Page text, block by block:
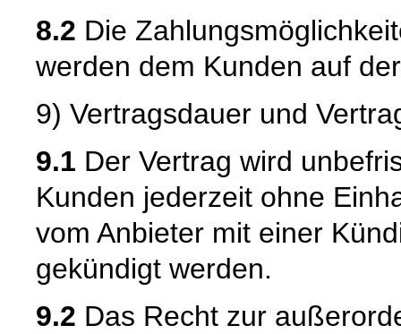
8.2 Die
werden dem Kunden auf
9) Vertragsdauer und
9.1 Der Vertrag wird
Kunden jederzeit ohne
vom Anbieter mit einer
gekündigt werden.
9.2 Das Recht zur